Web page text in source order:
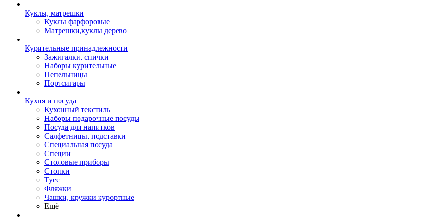
Куклы, матрешки
Куклы фарфоровые
Матрешки,куклы дерево
Курительные принадлежности
Зажигалки, спички
Наборы курительные
Пепельницы
Портсигары
Кухня и посуда
Кухонный текстиль
Наборы подарочные посуды
Посуда для напитков
Салфетницы, подставки
Специальная посуда
Специи
Столовые приборы
Стопки
Туес
Фляжки
Чашки, кружки курортные
Ещё